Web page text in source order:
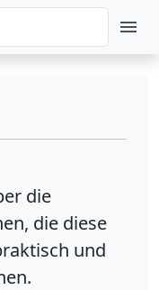
die
die diese
und